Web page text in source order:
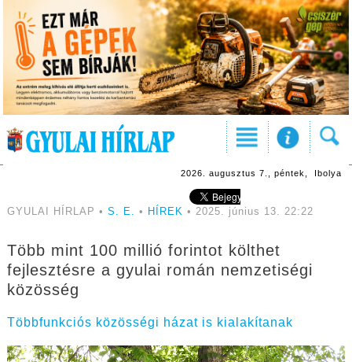
2026. augusztus 7., péntek, Ibolya
GYULAI HÍRLAP • S. E. • HÍREK • 2025. június 13. 22:22
Több mint 100 millió forintot költhet
fejlesztésre a gyulai román nemzetiségi
közösség
Többfunkciós közösségi házat is kialakítanak